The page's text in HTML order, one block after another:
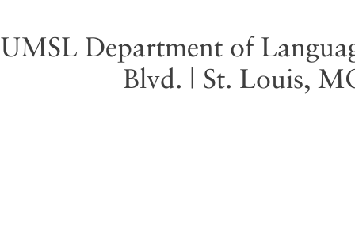
UMSL Department of
Blvd. | St. Louis,